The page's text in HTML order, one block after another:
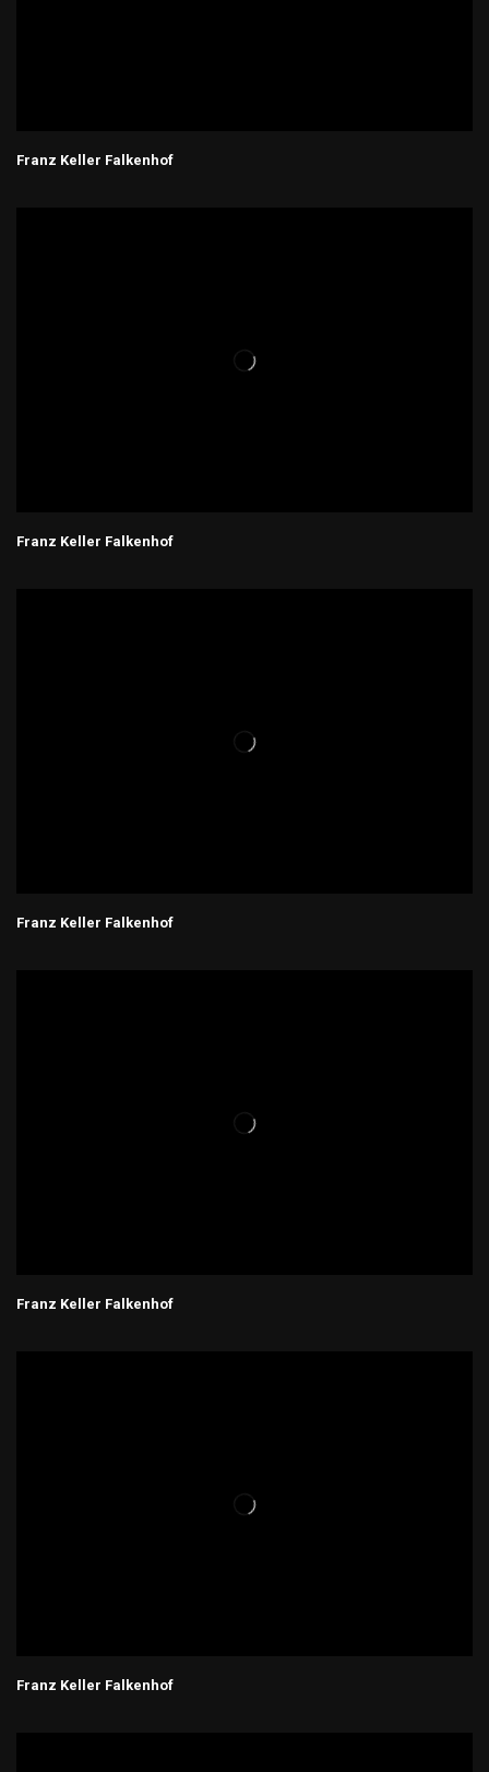
Franz Keller Falkenhof
Franz Keller Falkenhof
Franz Keller Falkenhof
Franz Keller Falkenhof
Franz Keller Falkenhof